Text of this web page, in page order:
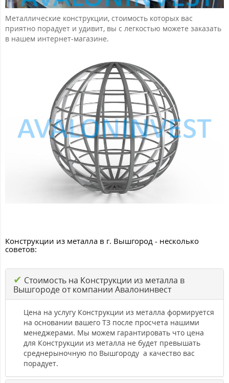
Металлические конструкции, стоимость которых вас
приятно порадует и удивит, вы с легкостью можете заказать
в нашем интернет-магазине.
Конструкции из металла в г. Вышгород - несколько
советов:
✔ Стоимость на Конструкции из металла в
Вышгороде от компании Авалонинвест
Цена на услугу Конструкции из металла формируется
на основании вашего ТЗ после просчета нашими
менеджерами. Мы можем гарантировать что цена
для Конструкции из металла не будет превышать
среднерыночную по Вышгороду а качество вас
порадует.